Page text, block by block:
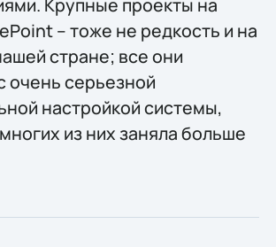
– тоже не редкость и на
стране; все они
очень серьезной
настройкой системы,
из них заняла больше